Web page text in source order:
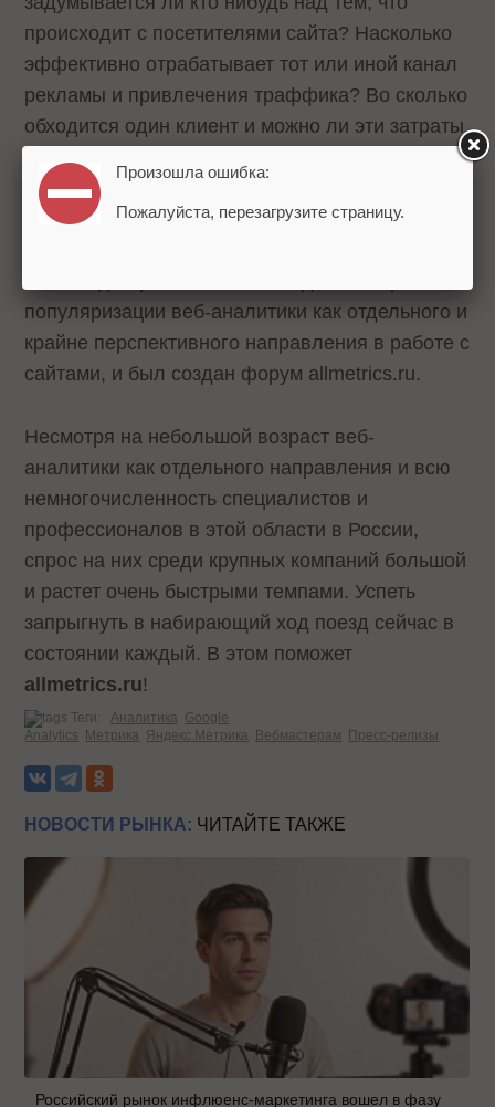
происходит с посетителями сайта? Насколько
эффективно отрабатывает тот или иной канал
рекламы и привлечения траффика? Во сколько
обходится один клиент и можно ли эти затраты
уменьшить? Об этом заботятся лишь единицы.
А ведь это деньги, причем зачастую немалые!
популяризации веб-аналитики как отдельного и
крайне перспективного направления в работе с
сайтами, и был создан форум allmetrics.ru.
Несмотря на небольшой возраст веб-
аналитики как отдельного направления и всю
немногочисленность специалистов и
профессионалов в этой области в России,
спрос на них среди крупных компаний большой
и растет очень быстрыми темпами. Успеть
запрыгнуть в набирающий ход поезд сейчас в
состоянии каждый. В этом поможет
allmetrics.ru!
Теги: Аналитика Google
Analytics
Метрика Яндекс.Метрика Вебмастерам Пресс-релизы
НОВОСТИ РЫНКА: ЧИТАЙТЕ ТАКЖЕ
Российский рынок инфлюенс-маркетинга вошел в фазу
Произошла ошибка:
Пожалуйста, перезагрузите страницу.